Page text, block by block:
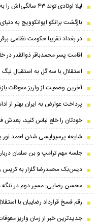
لیلا اوتادی تولد ۴۳ سالگی‌اش را به این شکل جشن گرفت
بازگشت برانکو ایوانکوویچ به
در بغداد تقریبا حکومت نظامی
اقامت پسر محمدباقر ذوالقدر در
استقلال با سه گل به استقبال
آخرین وضعیت از واریز معوقات
پرداخت عوارض به ایران بهتر از
خودتان را خلع لباس کنید،
شایعه پرسپولیسی شدن احمد نور
جلسه مهم ترامپ و بن سلمان
دیس‌بک محمدرضا گلزار به کریس
محسن رضایی: مسیر دوم در تنگه
رقم فسخ قرارداد رضاییان با استقلال فقط
جدیدترین خبر از زمان واریز معوقات